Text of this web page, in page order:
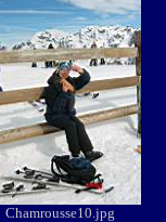
Chamrousse10.jpg